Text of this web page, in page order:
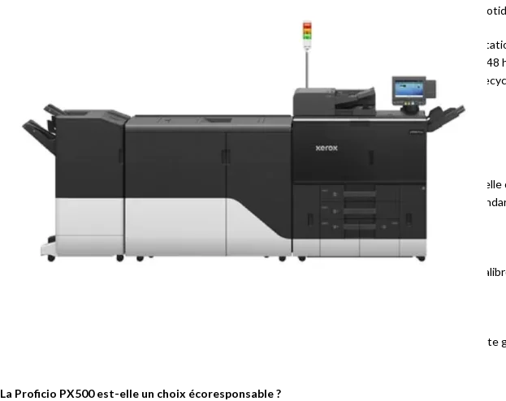
production, la PX300 est le bon point d’entrée ; si l’impression est votre chaîne de production
Chez D&O Partners, la Proficio PX500 est disponible à l’achat ou en leasing, avec étude
Belgique. Nos contrats d’entretien incluent le dépannage sur site et les cartouches livrées sous
ENERGY STAR, la presse s’inscrit dans le programme de collecte des cartouches Xerox pour le
dimensionnons sur vos volumes réels, pas sur la plaquette.
FAQ :
Supports (400 g/m² à vitesse nominale), encres Beyond CMYK et finitions sont identiques ;
1 800 000 pages contre 750 000. Autre différence : la PX300 inclut copie et numérisation en
Pour quel volume la Proficio PX500 est-elle recommandée ?
350 000 pages par mois en usage recommandé, avec un cycle maximal de 1 800 000 pages — le
Les flux de travail intelligents réduisent les points de contact avec l’opérateur : une équipe
La Proficio PX500 est-elle un choix écoresponsable ?